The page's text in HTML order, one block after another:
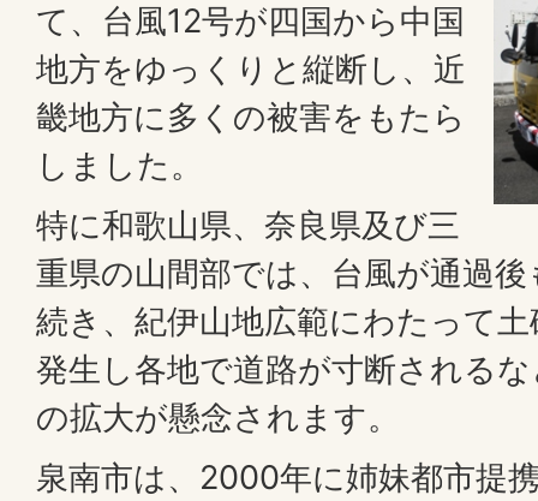
て、台風12号が四国から中国
地方をゆっくりと縦断し、近
畿地方に多くの被害をもたら
しました。
特に和歌山県、奈良県及び三
重県の山間部では、台風が通過
続き、紀伊山地広範にわたって
発生し各地で道路が寸断される
の拡大が懸念されます。
泉南市は、2000年に姉妹都市提